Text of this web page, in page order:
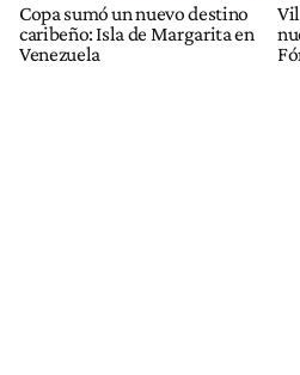
Copa sumó un nuevo destino
caribeño: Isla de Margarita en
Venezuela